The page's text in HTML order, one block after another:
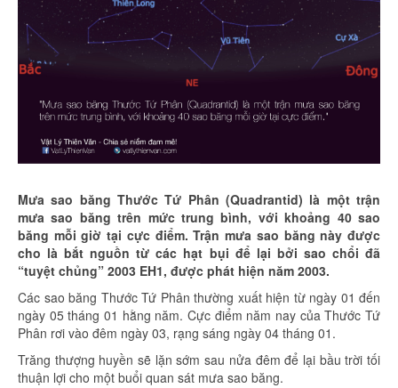
Mưa sao băng Thước Tứ Phân (Quadrantid) là một trận
mưa sao băng trên mức trung bình, với khoảng 40 sao
băng mỗi giờ tại cực điểm. Trận mưa sao băng này được
cho là bắt nguồn từ các hạt bụi để lại bởi sao chổi đã
“tuyệt chủng” 2003 EH1, được phát hiện năm 2003.
Các sao băng Thước Tứ Phân thường xuất hiện từ ngày 01 đến
ngày 05 tháng 01 hằng năm. Cực điểm năm nay của Thước Tứ
Phân rơi vào đêm ngày 03, rạng sáng ngày 04 tháng 01.
Trăng thượng huyền sẽ lặn sớm sau nửa đêm để lại bầu trời tối
thuận lợi cho một buổi quan sát mưa sao băng.